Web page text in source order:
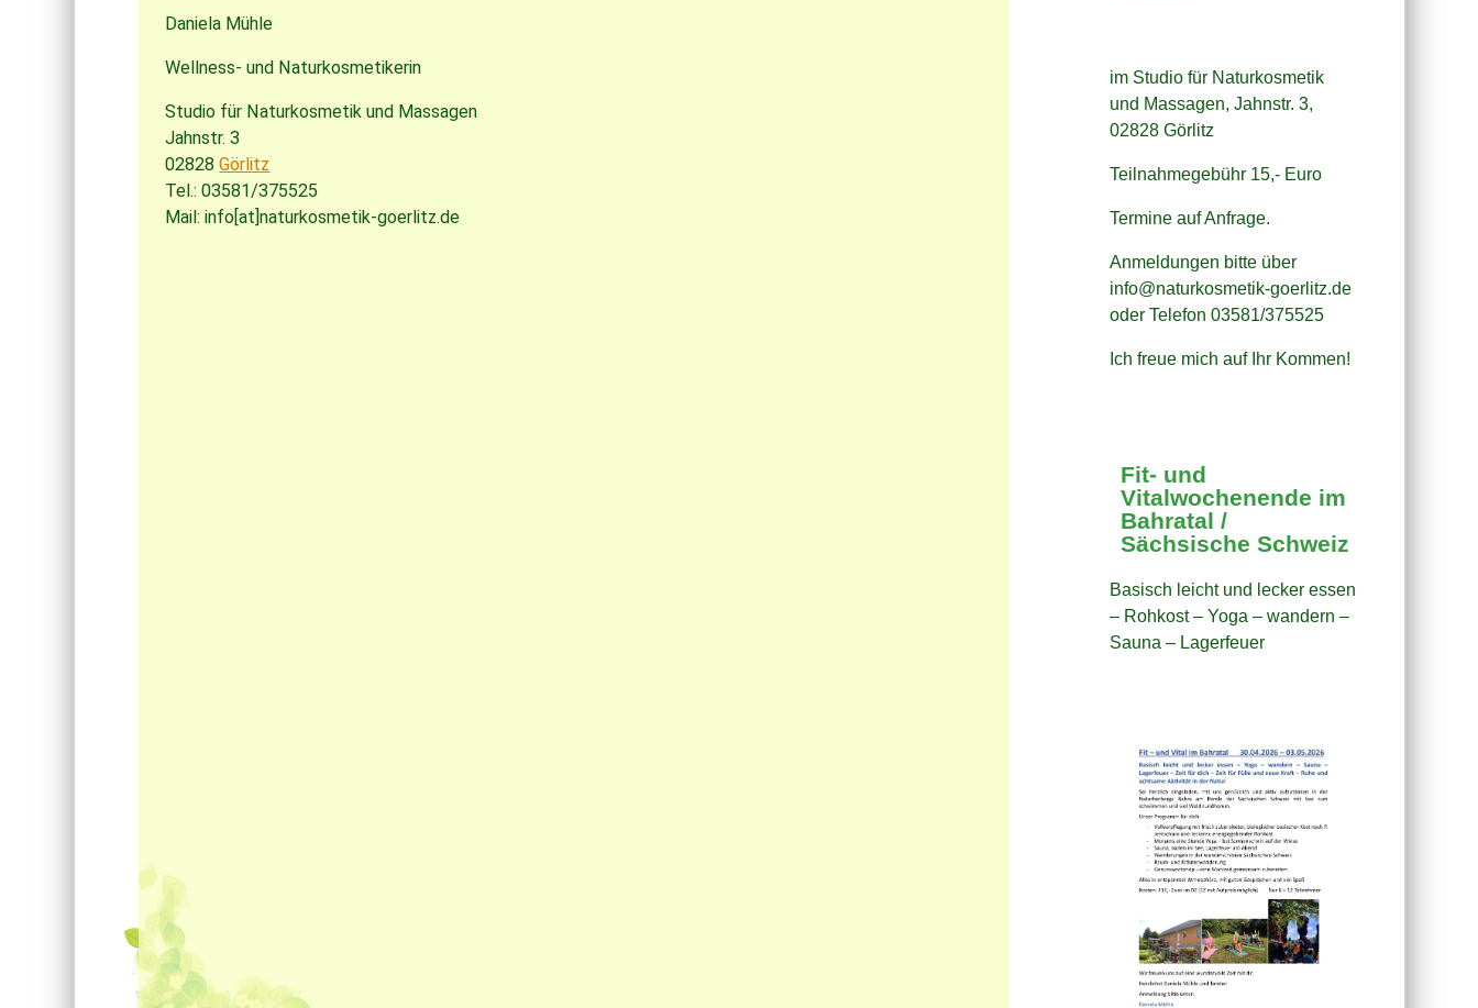
Daniela Mühle
Wellness- und Naturkosmetikerin
Studio für Naturkosmetik und Massagen
Jahnstr. 3
02828Görlitz
Tel.: 03581/375525
Mail: info[at]naturkosmetik-goerlitz.de
im Studio für Naturkosmetik
und Massagen, Jahnstr. 3,
02828 Görlitz
Teilnahmegebühr 15,- Euro
Termine auf Anfrage.
Anmeldungen bitte über
info@naturkosmetik-goerlitz.de
oder Telefon 03581/375525
Ich freue mich auf Ihr Kommen!
Fit- und
Vitalwochenende im
Bahratal /
Sächsische Schweiz
Basisch leicht und lecker essen
– Rohkost – Yoga – wandern –
Sauna – Lagerfeuer